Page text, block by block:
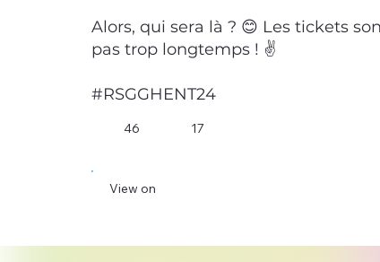
Alors, qui sera là ? 😊 Les tickets
pas trop longtemps ! ✌
#RSGGHENT24
46 17
View on